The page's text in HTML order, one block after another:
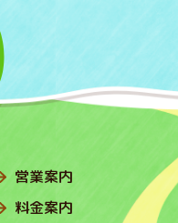
営業案内
料金案内